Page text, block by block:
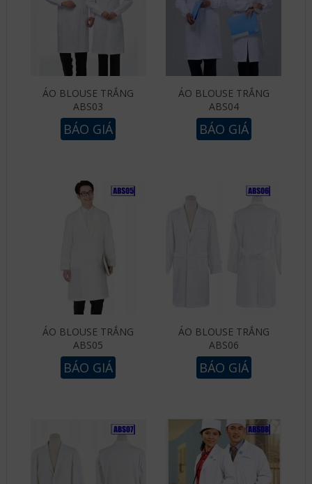
ÁO BLOUSE TRẮNG
ABS03
BÁO GIÁ
ÁO BLOUSE TRẮNG
ABS04
BÁO GIÁ
ÁO BLOUSE TRẮNG
ABS05
BÁO GIÁ
ÁO BLOUSE TRẮNG
ABS06
BÁO GIÁ